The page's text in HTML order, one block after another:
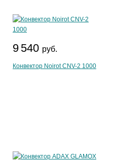
9 540 руб.
Конвектор Noirot CNV-2 1000